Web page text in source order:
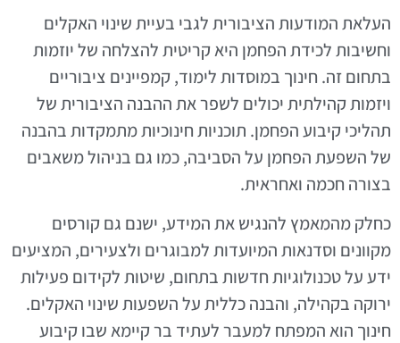
העלאת המודעות הציבורית לגבי בעיית שינוי האקלים
וחשיבות לכידת הפחמן היא קריטית להצלחה של יוזמות
בתחום זה. חינוך במוסדות לימוד, קמפיינים ציבוריים
ויזמות קהילתית יכולים לשפר את ההבנה הציבורית של
תהליכי קיבוע הפחמן. תוכניות חינוכיות מתמקדות בהבנה
של השפעת הפחמן על הסביבה, כמו גם בניהול משאבים
בצורה חכמה ואחראית.
כחלק מהמאמץ להנגיש את המידע, ישנם גם קורסים
מקוונים וסדנאות המיועדות למבוגרים ולצעירים, המציעים
ידע על טכנולוגיות חדשות בתחום, שיטות לקידום פעילות
ירוקה בקהילה, והבנה כללית על השפעות שינוי האקלים.
חינוך הוא המפתח למעבר לעתיד בר קיימא שבו קיבוע